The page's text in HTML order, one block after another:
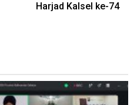
Harjad Kalsel ke-74